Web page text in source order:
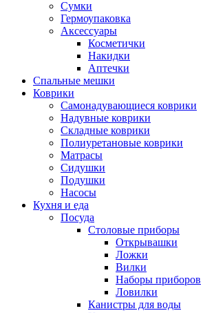
Сумки
Гермоупаковка
Аксессуары
Косметички
Накидки
Аптечки
Спальные мешки
Коврики
Самонадувающиеся коврики
Надувные коврики
Складные коврики
Полиуретановые коврики
Матрасы
Сидушки
Подушки
Насосы
Кухня и еда
Посуда
Столовые приборы
Открывашки
Ложки
Вилки
Наборы приборов
Ловилки
Канистры для воды